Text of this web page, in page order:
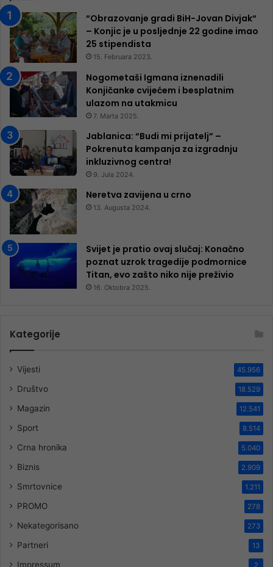
“Obrazovanje gradi BiH-Jovan Divjak“
– Konjic je u posljednje 22 godine imao
25 ​​stipendista
15. Februara 2023.
Nogometaši Igmana iznenadili
Konjičanke cvijećem i besplatnim
ulazom na utakmicu
7. Marta 2025.
Jablanica: “Budi mi prijatelj” –
Pokrenuta kampanja za izgradnju
inkluzivnog centra!
9. Jula 2024.
Neretva zavijena u crno
13. Augusta 2024.
Svijet je pratio ovaj slučaj: Konačno
poznat uzrok tragedije podmornice
Titan, evo zašto niko nije preživio
16. Oktobra 2025.
Kategorije
Vijesti 45.956
Društvo 18.529
Magazin 12.541
Sport 8.514
Crna hronika 5.040
Biznis 2.909
Smrtovnice 1.211
PROMO 278
Nekategorisano 273
Partneri 13
Impressum 2